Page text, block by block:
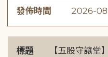
發佈時間 2026-
標題
【五股守讓堂